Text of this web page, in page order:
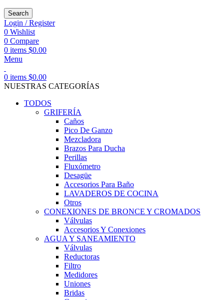
Search
Login / Register
0 Wishlist
0 Compare
0 items $0.00
Menu
0 items $0.00
NUESTRAS CATEGORÍAS
TODOS
GRIFERÍA
Caños
Pico De Ganzo
Mezcladora
Brazos Para Ducha
Perillas
Fluxómetro
Desagüe
Accesorios Para Baño
LAVADEROS DE COCINA
Otros
CONEXIONES DE BRONCE Y CROMADOS
Válvulas
Accesorios Y Conexiones
AGUA Y SANEAMIENTO
Válvulas
Reductoras
Filtro
Medidores
Uniones
Bridas